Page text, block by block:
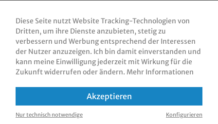
KUNDEN, DIE DIESES PRODUKT GEKAUFT
HABEN, HABEN AUCH DIESE PRODUKTE
Diese Seite nutzt Website Tracking-Technologien von
Dritten, um ihre Dienste anzubieten, stetig zu
verbessern und Werbung entsprechend der Interessen
der Nutzer anzuzeigen. Ich bin damit einverstanden und
kann meine Einwilligung jederzeit mit Wirkung für die
Zukunft widerrufen oder ändern. Mehr Informationen
Akzeptieren
Nur technisch notwendige Konfigurieren